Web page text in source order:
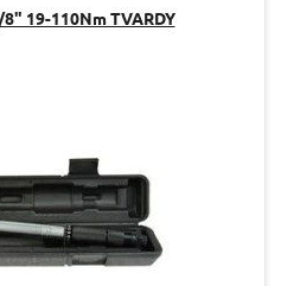
19-110Nm TVARDY